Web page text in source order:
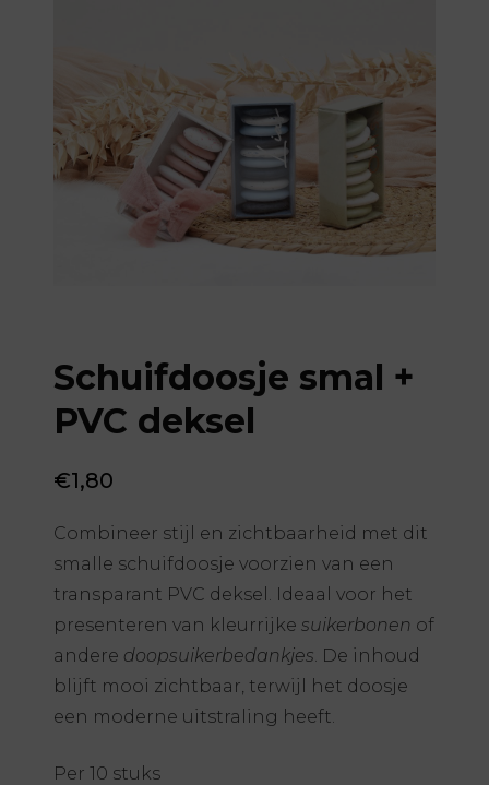
Schuifdoosje smal +
PVC deksel
€1,80
Combineer stijl en zichtbaarheid met dit
smalle schuifdoosje voorzien van een
transparant PVC deksel.
Ideaal voor het
presenteren van kleurrijke suikerbonen of
andere doopsuikerbedankjes De inhoud
blijft mooi zichtbaar, terwijl het doosje
een moderne uitstraling heeft.
Per 10 stuks